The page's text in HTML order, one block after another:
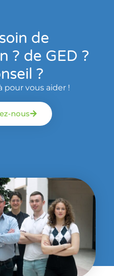
de
? de GED ?
?
pour vous aider !
nous